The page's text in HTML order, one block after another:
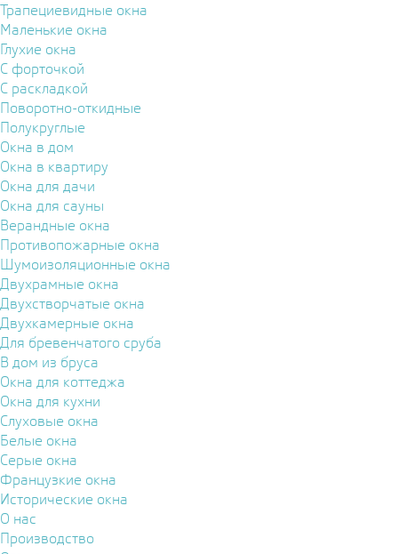
Трапециевидные окна
Маленькие окна
Глухие окна
С форточкой
С раскладкой
Поворотно-откидные
Полукруглые
Окна в дом
Окна в квартиру
Окна для дачи
Окна для сауны
Верандные окна
Противопожарные окна
Шумоизоляционные окна
Двухрамные окна
Двухстворчатые окна
Двухкамерные окна
Для бревенчатого сруба
В дом из бруса
Окна для коттеджа
Окна для кухни
Слуховые окна
Белые окна
Серые окна
Французкие окна
Исторические окна
О нас
Производство